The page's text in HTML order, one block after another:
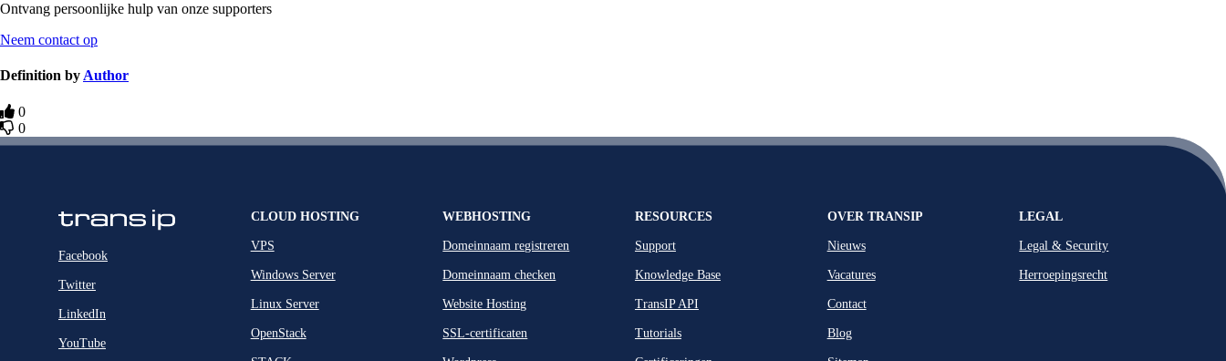
Ontvang persoonlijke hulp van onze supporters
Neem contact op
Definition byAuthor
0
0
Facebook
Twitter
LinkedIn
YouTube
CLOUD HOSTING
VPS
Windows Server
Linux Server
OpenStack
WEBHOSTING
Domeinnaam registreren
Domeinnaam checken
Website Hosting
SSL-certificaten
RESOURCES
Support
Knowledge Base
TransIP API
Tutorials
OVER TRANSIP
Nieuws
Vacatures
Contact
Blog
LEGAL
Legal & Security
Herroepingsrecht